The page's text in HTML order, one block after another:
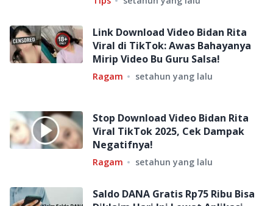
Link Download Video Bidan Rita
Viral di TikTok: Awas Bahayanya
Mirip Video Bu Guru Salsa!
Ragam setahun yang lalu
Stop Download Video Bidan Rita
Viral TikTok 2025, Cek Dampak
Negatifnya!
Ragam setahun yang lalu
Saldo DANA Gratis Rp75 Ribu Bisa